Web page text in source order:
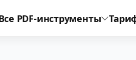
PDF-инструменты